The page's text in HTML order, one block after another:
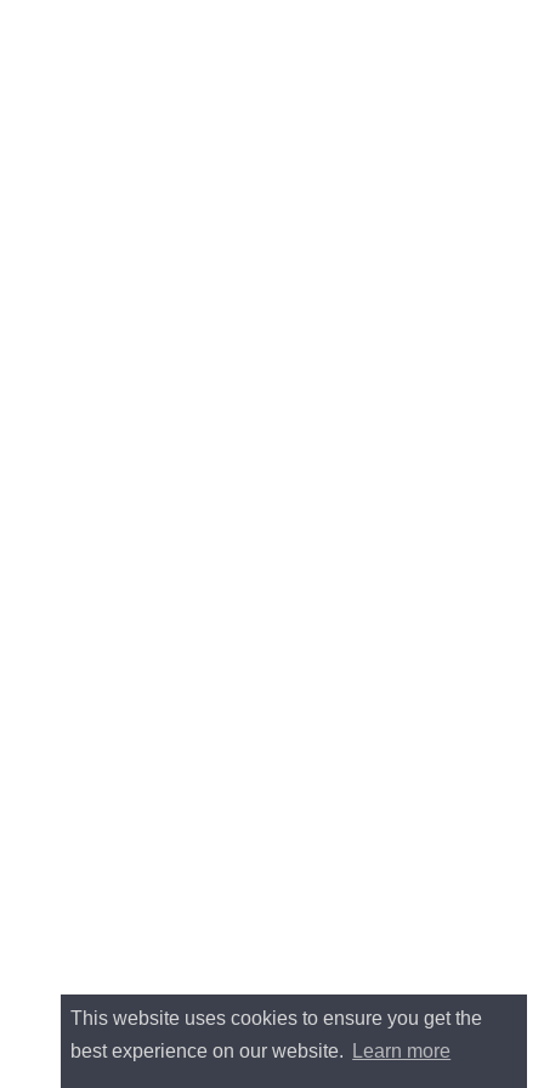
This website uses cookies to ensure you get the
best experience on our website.
Learn more